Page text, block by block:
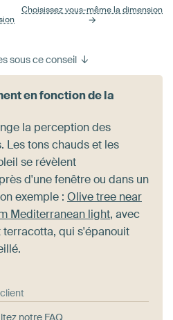
Choisissez vous-même la dimension
sous ce conseil
en fonction de la
la perception des
Les tons chauds et les
se révèlent
d'une fenêtre ou dans un
exemple : Olive tree near
Mediterranean light, avec
qui s'épanouit
notre FAQ